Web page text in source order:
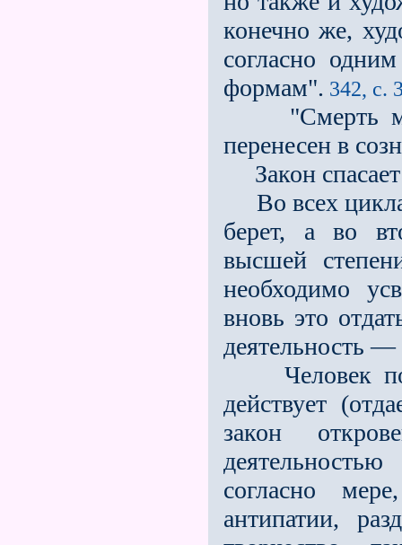
конечно же,
согласно
формам". 342, с.
"Смерть
перенесен в
Закон
Во всех
берет, а во
высшей
необходимо
вновь это
деятельность —
Человек
действует
закон
согласно
антипатии,